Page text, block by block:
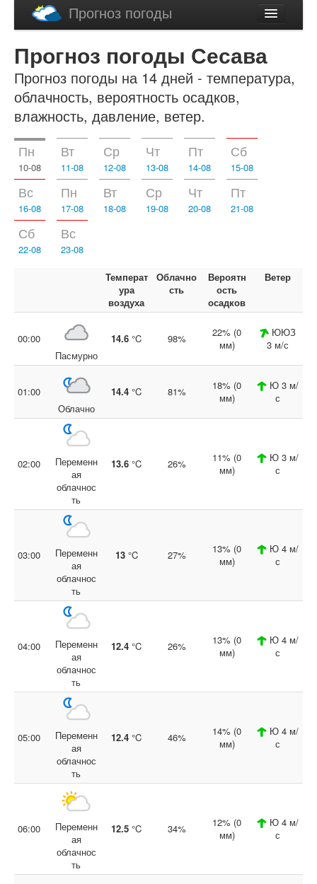
Прогноз погоды
English
Прогноз погоды Сесава
Прогноз погоды на 14 дней - температура,
облачность, вероятность осадков,
влажность, давление, ветер.
Пн
10-08
Вт
11-08
Ср
12-08
Чт
13-08
Пт
14-08
Сб
15-08
Вс
16-08
Пн
17-08
Вт
18-08
Ср
19-08
Чт
20-08
Пт
21-08
Сб
22-08
Вс
23-08
Температ
ура
воздуха
Облачно
сть
Вероятн
ость
осадков
Ветер
00:00
Пасмурно
14.6 °C 98%
22% (0
мм)
ЮЮЗ
3 м/с
01:00
Облачно
14.4 °C 81%
18% (0
мм)
Ю 3 м/
с
02:00
Переменн
ая
облачнос
ть
13.6 °C 26%
11% (0
мм)
Ю 3 м/
с
03:00
Переменн
ая
облачнос
ть
13°C 27%
13% (0
мм)
Ю 4 м/
с
04:00
Переменн
ая
облачнос
ть
12.4 °C 26%
13% (0
мм)
Ю 4 м/
с
05:00
Переменн
ая
облачнос
ть
12.4 °C 46%
14% (0
мм)
Ю 4 м/
с
06:00
Переменн
ая
облачнос
ть
12.5 °C 34%
12% (0
мм)
Ю 4 м/
с